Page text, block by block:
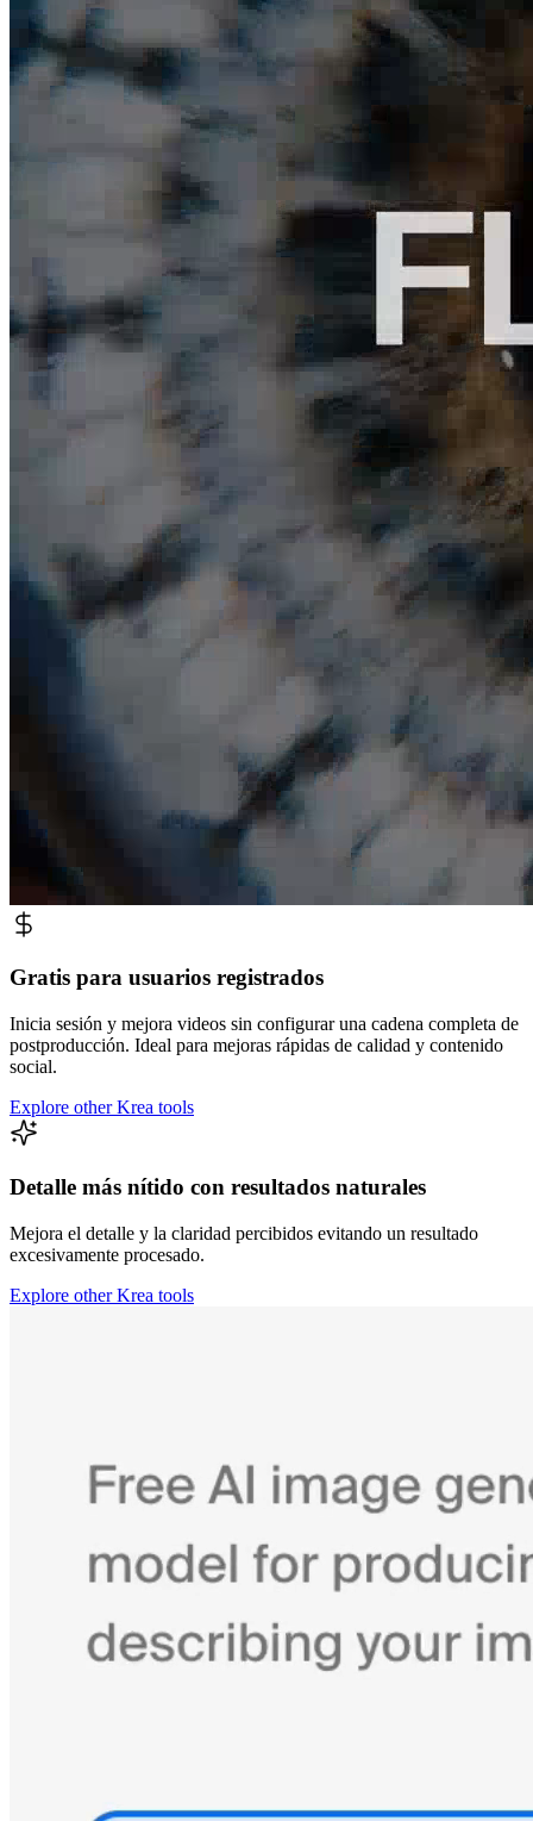
Gratis para usuarios registrados
Inicia sesión y mejora videos sin configurar una cadena completa de
postproducción. Ideal para mejoras rápidas de calidad y contenido
social.
Explore other Krea tools
Detalle más nítido con resultados naturales
Mejora el detalle y la claridad percibidos evitando un resultado
excesivamente procesado.
Explore other Krea tools